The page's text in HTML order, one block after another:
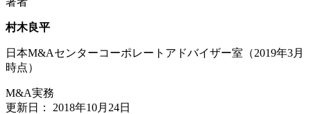
村木良平
日本M&Aセンターコーポレートアドバイザー室（2019年3月
時点）
M&A実務
更新日： 2018年10月24日